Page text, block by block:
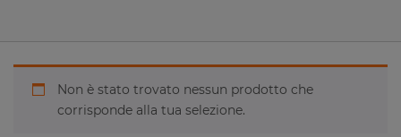
Non è stato trovato nessun prodotto che
corrisponde alla tua selezione.